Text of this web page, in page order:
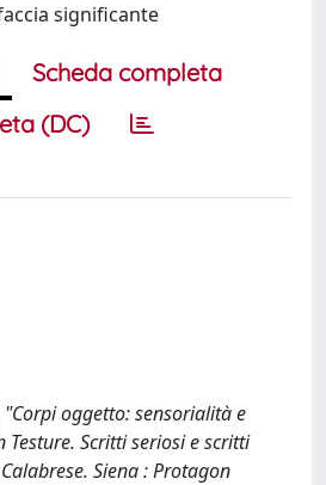
significante
Scheda completa
(DC)
"Corpi oggetto: sensorialità e
Testure. Scritti seriosi e scritti
Siena : Protagon